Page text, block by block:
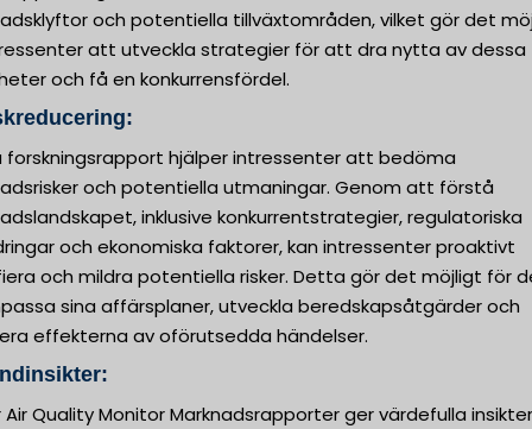
och potentiella tillväxtområden, vilket gör det
att utveckla strategier för att dra nytta av dessa
och få en konkurrensfördel.
forskningsrapport hjälper intressenter att bedöma
och potentiella utmaningar. Genom att förstå
inklusive konkurrentstrategier, regulatoriska
och ekonomiska faktorer, kan intressenter proaktivt
och mildra potentiella risker. Detta gör det möjligt för
sina affärsplaner, utveckla beredskapsåtgärder och
effekterna av oförutsedda händelser.
Air Quality Monitor Marknadsrapporter ger värdefulla